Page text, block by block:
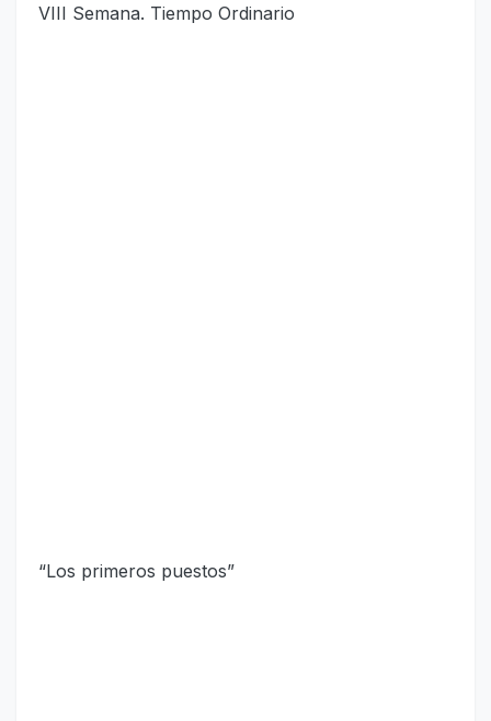
VIII Semana. Tiempo Ordinario
“Los primeros puestos”